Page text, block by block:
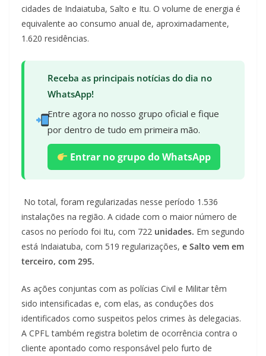
cidades de Indaiatuba, Salto e Itu. O volume de energia é
equivalente ao consumo anual de, aproximadamente,
1.620 residências.
Receba as principais notícias do dia no
WhatsApp!
Entre agora no nosso grupo oficial e fique
por dentro de tudo em primeira mão.
Entrar no grupo do WhatsApp
No total, foram regularizadas nesse período 1.536
instalações na região. A cidade com o maior número de
casos no período foi Itu, com 722 unidades. Em segundo
está Indaiatuba, com 519 regularizações, e Salto vem em
terceiro, com 295.
As ações conjuntas com as polícias Civil e Militar têm
sido intensificadas e, com elas, as conduções dos
identificados como suspeitos pelos crimes às delegacias.
A CPFL também registra boletim de ocorrência contra o
cliente apontado como responsável pelo furto de